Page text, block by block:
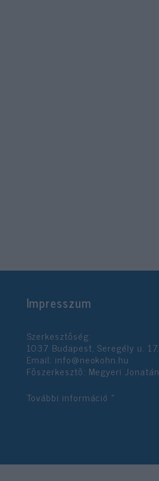
Impresszum
Szerkesztőség:
1037 Budapest, Seregély u. 17.
Email: info@neokohn.hu
Főszerkesztő: Megyeri Jonatán
További információ »